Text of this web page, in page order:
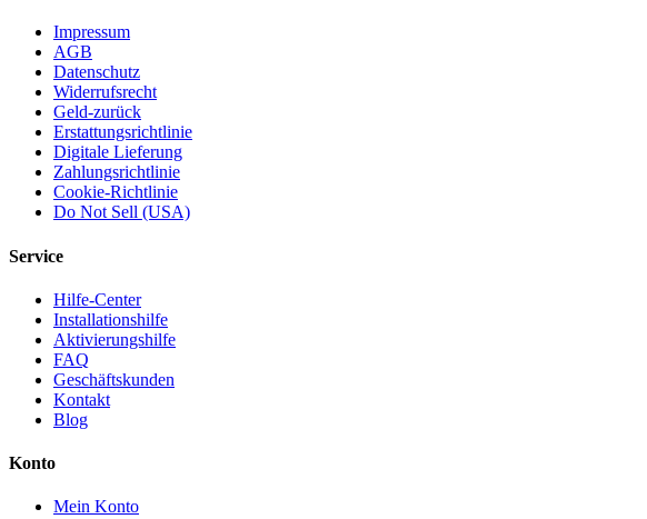
Impressum
AGB
Datenschutz
Widerrufsrecht
Geld-zurück
Erstattungsrichtlinie
Digitale Lieferung
Zahlungsrichtlinie
Cookie-Richtlinie
Do Not Sell (USA)
Service
Hilfe-Center
Installationshilfe
Aktivierungshilfe
FAQ
Geschäftskunden
Kontakt
Blog
Konto
Mein Konto